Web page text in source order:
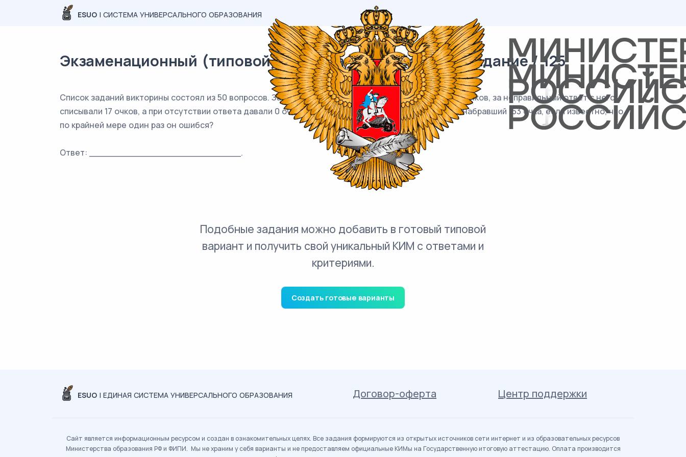
ESUO | СИСТЕМА УНИВЕРСАЛЬНОГО ОБРАЗОВАНИЯ
Экзаменационный (типовой) материал ЕГЭ / База / 21 задание / 125
Список заданий викторины состоял из 50 вопросов. За каждый правильный ответ ученик получал 9 очков, за неправильный ответ с него
списывали 17 очков, а при отсутствии ответа давали 0 очков. Сколько верных ответов дал ученик, набравший 153 очка, если известно, что
по крайней мере один раз он ошибся?
Ответ: ___________________________.
Подобные задания можно добавить в готовый типовой
вариант и получить свой уникальный КИМ с ответами и
критериями.
Создать готовые варианты
ESUO | ЕДИНАЯ СИСТЕМА УНИВЕРСАЛЬНОГО ОБРАЗОВАНИЯ Договор-оферта Центр поддержки
Сайт является информационным ресурсом и создан в ознакомительных целях. Все задания формируются из открытых источников сети интернет и из образовательных ресурсов
Министерства образования РФ и ФИПИ. Мы не храним у себя варианты и не предоставляем официальные КИМы на Государственную итоговую аттестацию. Оплата производится